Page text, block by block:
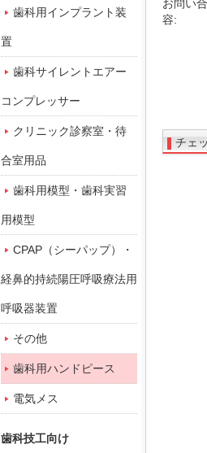
お問い
容:
チェ
歯科用インプラント装
置
歯科サイレントエアー
コンプレッサー
クリニック診察室・待
合室用品
歯科用模型・歯科実習
用模型
CPAP（シーパップ）・
経鼻的持続陽圧呼吸療法用
呼吸器装置
その他
歯科用ハンドピース
電気メス
歯科技工向け